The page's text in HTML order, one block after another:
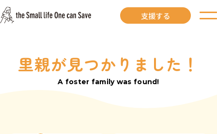
お知らせ
支援する
里親が見つかりました！
A foster family was found!